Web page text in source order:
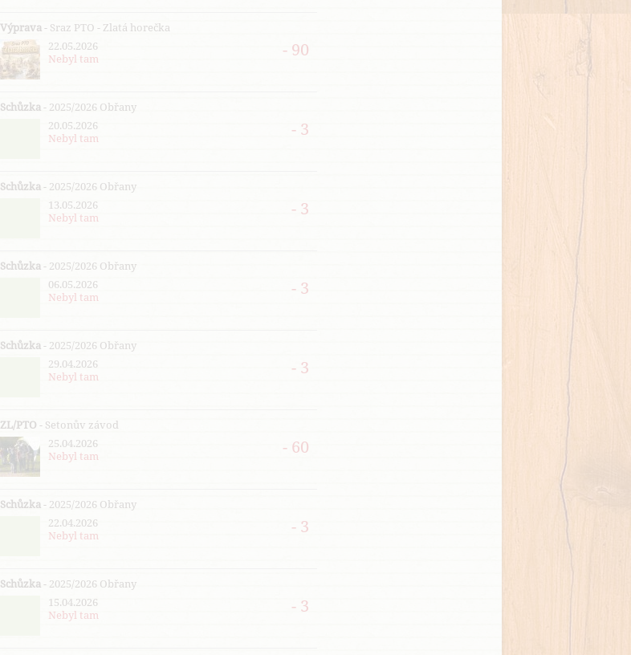
Výprava- Sraz PTO - Zlatá horečka
22.05.2026
Nebyl tam
- 90
Schůzka- 2025/2026 Obřany
20.05.2026
Nebyl tam
- 3
Schůzka- 2025/2026 Obřany
13.05.2026
Nebyl tam
- 3
Schůzka - 2025/2026 Obřany
06.05.2026
Nebyl tam
- 3
Schůzka- 2025/2026 Obřany
29.04.2026
Nebyl tam
- 3
ZL/PTO - Setonův závod
25.04.2026
Nebyl tam
- 60
Schůzka- 2025/2026 Obřany
22.04.2026
Nebyl tam
- 3
Schůzka- 2025/2026 Obřany
15.04.2026
Nebyl tam
- 3